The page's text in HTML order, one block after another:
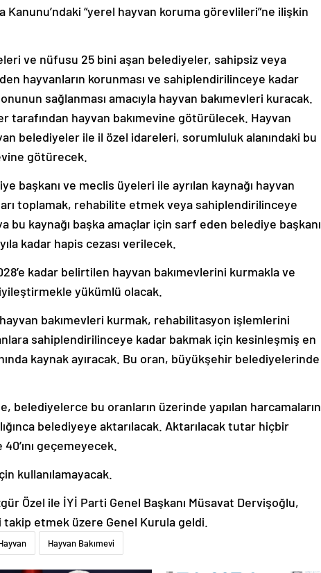
Kanunu’ndaki “yerel hayvan koruma görevlileri”ne ilişkin
ve nüfusu 25 bini aşan belediyeler, sahipsiz veya
hayvanların korunması ve sahiplendirilinceye kadar
sağlanması amacıyla hayvan bakımevleri kuracak.
tarafından hayvan bakımevine götürülecek. Hayvan
belediyeler ile il özel idareleri, sorumluluk alanındaki bu
götürecek.
başkanı ve meclis üyeleri ile ayrılan kaynağı hayvan
toplamak, rehabilite etmek veya sahiplendirilinceye
bu kaynağı başka amaçlar için sarf eden belediye başkanı
kadar hapis cezası verilecek.
kadar belirtilen hayvan bakımevlerini kurmakla ve
yükümlü olacak.
hayvan bakımevleri kurmak, rehabilitasyon işlemlerini
sahiplendirilinceye kadar bakmak için kesinleşmiş en
kaynak ayıracak. Bu oran, büyükşehir belediyelerinde
belediyelerce bu oranların üzerinde yapılan harcamaların
belediyeye aktarılacak. Aktarılacak tutar hiçbir
geçemeyecek.
kullanılamayacak.
Özel ile İYİ Parti Genel Başkanı Müsavat Dervişoğlu,
etmek üzere Genel Kurula geldi.
Hayvan Bakımevi